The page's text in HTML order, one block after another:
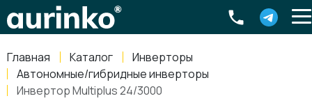
Главная Каталог
Инверторы
Автономные/гибридные инверторы
Инвертор Multiplus 24/3000
Россия, Свердловская область Екатеринбург ,
8-800-770-79-40